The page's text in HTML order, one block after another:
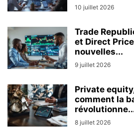
10 juillet 2026
Trade
et Direct
nouvelles...
9 juillet 2026
Private
comment la
8 juillet 2026